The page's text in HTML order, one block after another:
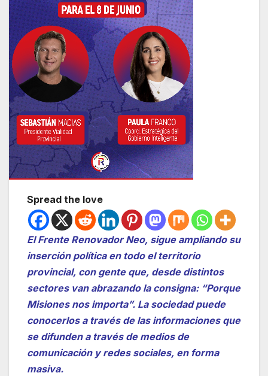
Spread the love
El Frente Renovador Neo, sigue ampliando su
inserción política en todo el territorio
provincial, con gente que, desde distintos
sectores van abrazando la consigna: “Porque
Misiones nos importa”. La sociedad puede
conocerlos a través de las informaciones que
se difunden a través de medios de
comunicación y redes sociales, en forma
masiva.